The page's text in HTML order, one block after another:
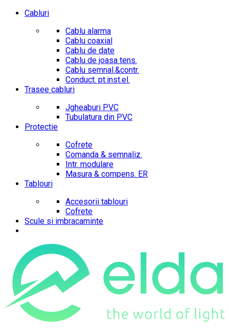
Cabluri
Cablu alarma
Cablu coaxial
Cablu de date
Cablu de joasa tens.
Cablu semnal.&contr.
Conduct. pt.inst.el.
Trasee cabluri
Jgheaburi PVC
Tubulatura din PVC
Protectie
Cofrete
Comanda & semnaliz.
Intr. modulare
Masura & compens. ER
Tablouri
Accesorii tablouri
Cofrete
Scule si imbracaminte